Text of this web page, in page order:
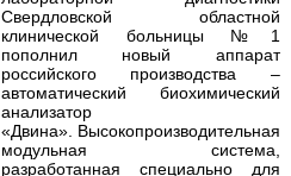
Свердловской областной
клинической больницы №1
пополнил новый аппарат
российского производства –
автоматический биохимический
анализатор
«Двина». Высокопроизводительная
модульная система,
разработанная специально для